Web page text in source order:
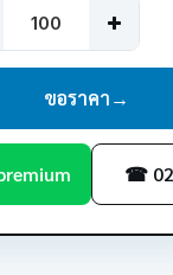
ขอราคา→
☎